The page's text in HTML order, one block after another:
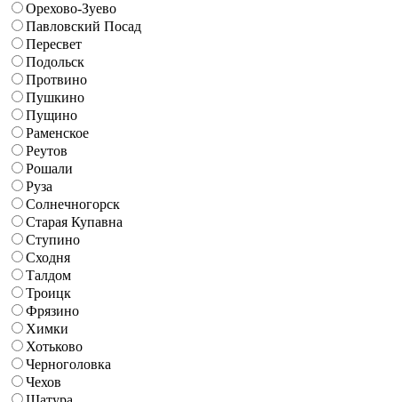
Орехово-Зуево
Павловский Посад
Пересвет
Подольск
Протвино
Пушкино
Пущино
Раменское
Реутов
Рошали
Руза
Солнечногорск
Старая Купавна
Ступино
Сходня
Талдом
Троицк
Фрязино
Химки
Хотьково
Черноголовка
Чехов